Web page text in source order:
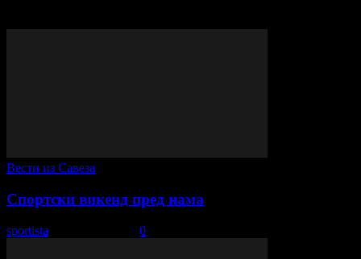
Вести из Савеза
Спортски викенд пред нама
sportista 0